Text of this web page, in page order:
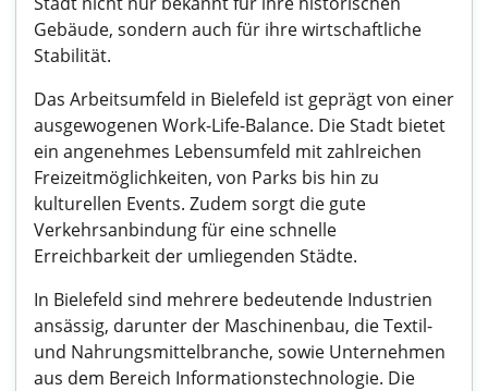
Gebäude, sondern auch für ihre wirtschaftliche
Stabilität.
Das Arbeitsumfeld in Bielefeld ist geprägt von einer
ausgewogenen Work-Life-Balance. Die Stadt bietet
ein angenehmes Lebensumfeld mit zahlreichen
Freizeitmöglichkeiten, von Parks bis hin zu
kulturellen Events. Zudem sorgt die gute
Verkehrsanbindung für eine schnelle
Erreichbarkeit der umliegenden Städte.
In Bielefeld sind mehrere bedeutende Industrien
ansässig, darunter der Maschinenbau, die Textil-
und Nahrungsmittelbranche, sowie Unternehmen
aus dem Bereich Informationstechnologie. Die